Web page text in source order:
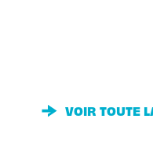
VOIR TOUTE